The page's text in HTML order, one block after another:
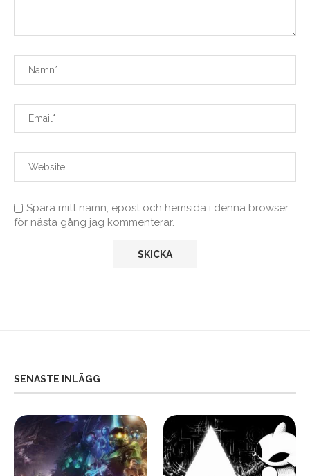
Spara mitt namn, epost och hemsida i denna browser
för nästa gång jag kommenterar.
SENASTE INLÄGG